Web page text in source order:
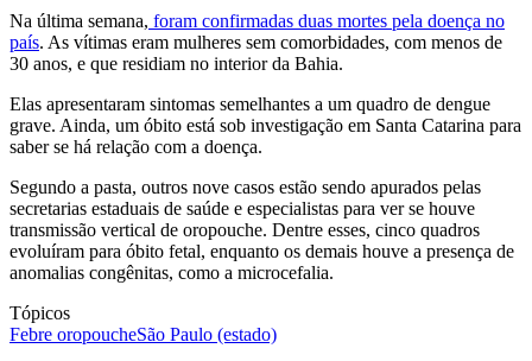
Na última semana, foram confirmadas duas mortes pela doença no
país. As vítimas eram mulheres sem comorbidades, com menos de
30 anos, e que residiam no interior da Bahia.
Elas apresentaram sintomas semelhantes a um quadro de dengue
grave. Ainda, um óbito está sob investigação em Santa Catarina para
saber se há relação com a doença.
Segundo a pasta, outros nove casos estão sendo apurados pelas
secretarias estaduais de saúde e especialistas para ver se houve
transmissão vertical de oropouche. Dentre esses, cinco quadros
evoluíram para óbito fetal, enquanto os demais houve a presença de
anomalias congênitas, como a microcefalia.
Tópicos
Febre oropoucheSão Paulo (estado)